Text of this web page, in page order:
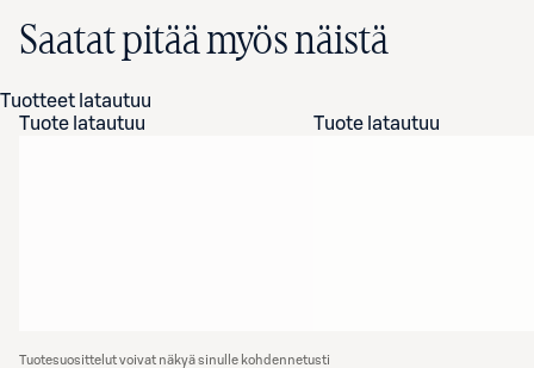
Saatat pitää myös näistä
Tuotteet latautuu
Tuote latautuu
Tuote latautuu
Tuotesuosittelut voivat näkyä sinulle kohdennetusti